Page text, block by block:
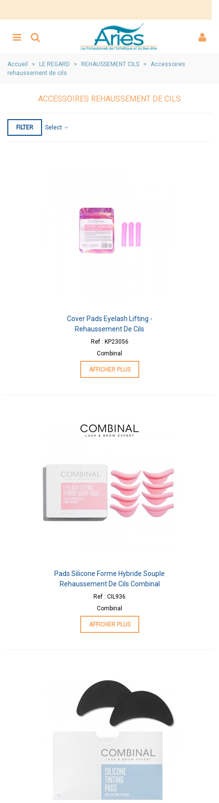
Accueil > LE REGARD > REHAUSSEMENT CILS >
Accessoires
rehaussement de cils
ACCESSOIRES REHAUSSEMENT DE CILS
FILTER Select
Cover Pads Eyelash Lifting -
Rehaussement De Cils
Ref : KP23056
Combinal
AFFICHER PLUS
Pads Silicone Forme Hybride Souple
Rehaussement De Cils Combinal
Ref : CIL936
Combinal
AFFICHER PLUS